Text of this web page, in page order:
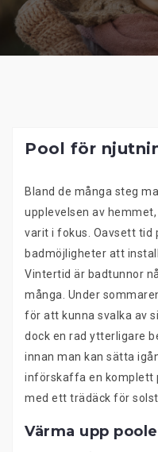
Pool för
Bland de många steg
upplevelsen av
varit i fokus. Oavsett tid
badmöjligheter att
Vintertid är badtunnor
många. Under
för att kunna svalka av
dock en rad ytterligare
innan man kan sätta
införskaffa en komplett
med ett trädäck för
Värma upp